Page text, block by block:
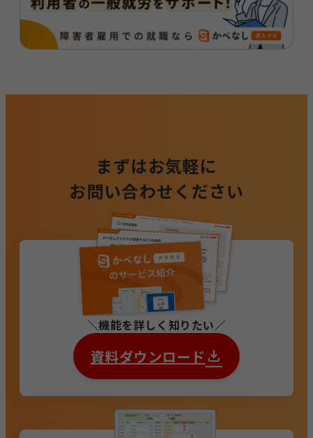
まずはお気軽に
お問い合わせください
機能を詳しく知りたい
資料ダウンロード